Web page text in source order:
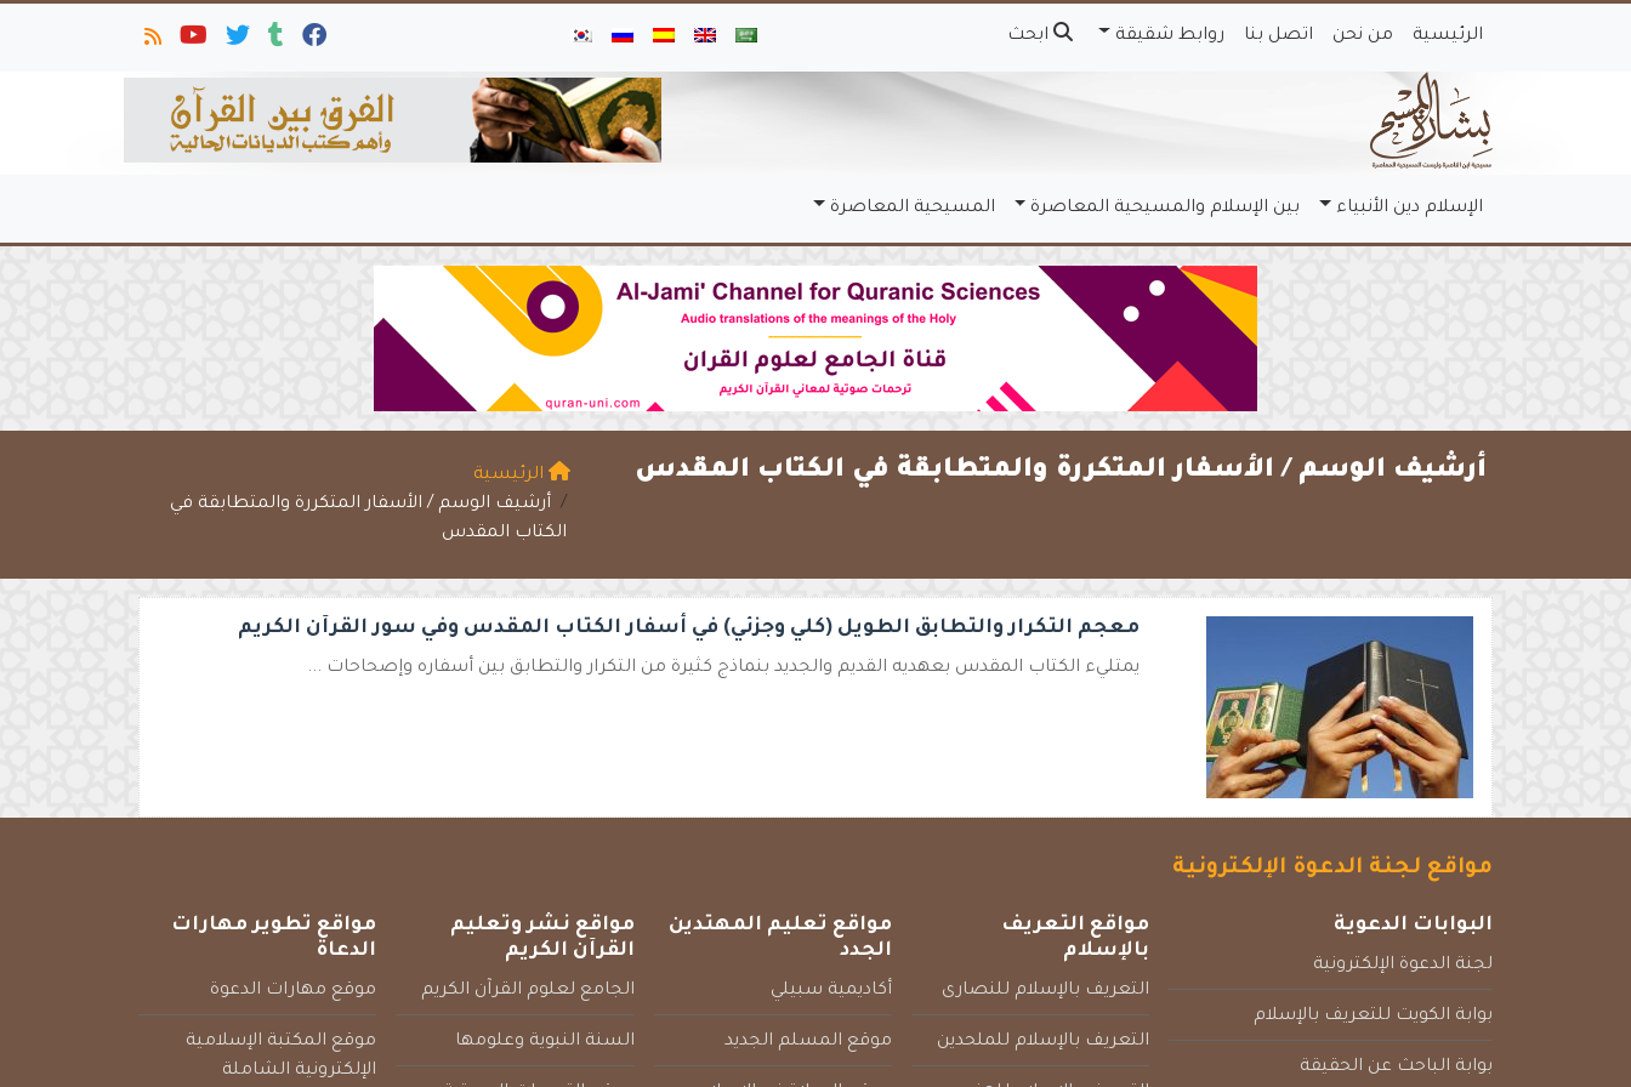
الرئيسية من نحن اتصل بنا روابط شقيقة ابحث
الإسلام دين الأنبياء بين الإسلام والمسيحية المعاصرة المسيحية المعاصرة
أرشيف الوسم / الأسفار المتكررة والمتطابقة في الكتاب المقدس
الرئيسية
أرشيف الوسم / الأسفار المتكررة والمتطابقة في
الكتاب المقدس
معجم التكرار والتطابق الطويل (كلي وجزئي) في أسفار الكتاب المقدس وفي سور القرآن الكريم
يمتليء الكتاب المقدس بعهديه القديم والجديد بنماذج كثيرة من التكرار والتطابق بين أسفاره وإصحاحات ...
مواقع لجنة الدعوة الإلكترونية
البوابات الدعوية
لجنة الدعوة الإلكترونية
بوابة الكويت للتعريف بالإسلام
بوابة الباحث عن الحقيقة
مواقع التعريف
بالإسلام
التعريف بالإسلام للنصارى
التعريف بالإسلام للملحدين
مواقع تعليم المهتدين
الجدد
أكاديمية سبيلي
موقع المسلم الجديد
مواقع نشر وتعليم
القرآن الكريم
الجامع لعلوم القرآن الكريم
السنة النبوية وعلومها
مواقع تطوير مهارات
الدعاة
موقع مهارات الدعوة
موقع المكتبة الإسلامية
الإلكترونية الشاملة